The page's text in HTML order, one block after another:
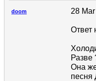
doom 28
Ответ
Разве
Она
песня